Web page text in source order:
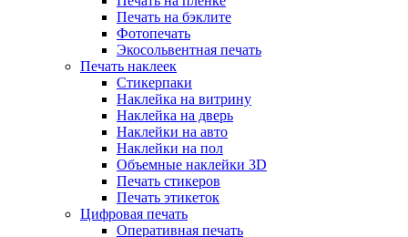
Печать на бэклите
Фотопечать
Экосольвентная печать
Печать наклеек
Стикерпаки
Наклейка на витрину
Наклейка на дверь
Наклейки на авто
Наклейки на пол
Объемные наклейки 3D
Печать стикеров
Печать этикеток
Цифровая печать
Оперативная печать